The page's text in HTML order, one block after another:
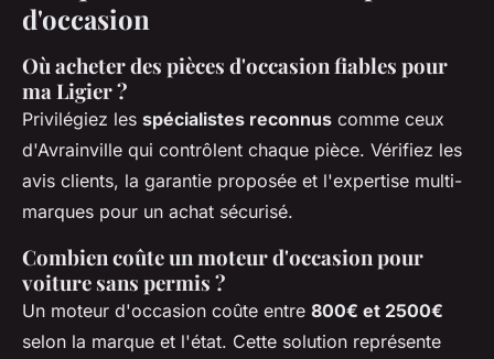
d'occasion
Où acheter des pièces d'occasion fiables pour
ma Ligier ?
Privilégiez les spécialistes reconnus comme ceux
d'Avrainville qui contrôlent chaque pièce. Vérifiez les
avis clients, la garantie proposée et l'expertise multi-
marques pour un achat sécurisé.
Combien coûte un moteur d'occasion pour
voiture sans permis ?
Un moteur d'occasion coûte entre 800€ et 2500€
selon la marque et l'état. Cette solution représente